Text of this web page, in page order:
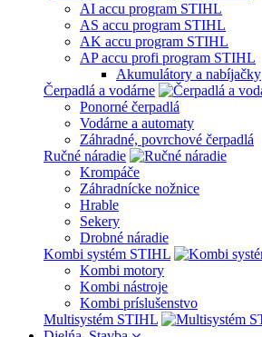
AI accu program STIHL
AS accu program STIHL
AK accu program STIHL
AP accu profi program STIHL
Akumulátory a nabíjačky
Čerpadlá a vodárne
Ponorné čerpadlá
Vodárne a automaty
Záhradné, povrchové čerpadlá
Ručné náradie
Krompáče
Záhradnícke nožnice
Hrable
Sekery
Drobné náradie
Kombi systém STIHL
Kombi motory
Kombi nástroje
Kombi príslušenstvo
Multisystém STIHL